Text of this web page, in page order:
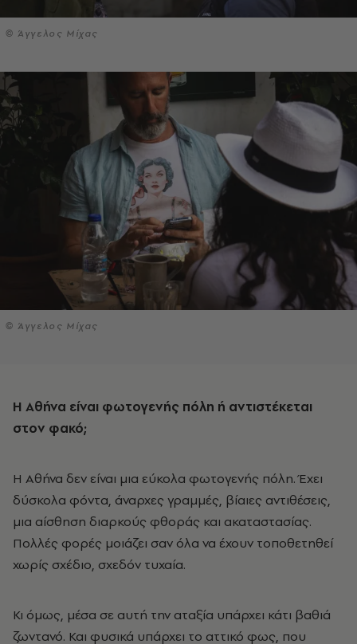
© Άγγελος Μίχας
© Άγγελος Μίχας
Η Αθήνα είναι φωτογενής πόλη ή αντιστέκεται
στον φακό;
Η Αθήνα δεν είναι μια εύκολα φωτογενής πόλη. Έχει
δύσκολα φόντα, άναρχες γραμμές, βίαιες αντιθέσεις,
μια αίσθηση διαρκούς φθοράς και ακαταστασίας.
Πολλές φορές μοιάζει σαν όλα να έχουν τοποθετηθεί
χωρίς σχέδιο, σχεδόν τυχαία.
Κι όμως, μέσα σε αυτή την αταξία υπάρχει κάτι βαθιά
ζωντανό. Και φυσικά υπάρχει το αττικό φως, που